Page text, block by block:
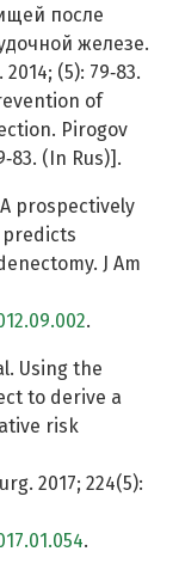
после
железе.
(5): 79‑83.
of
Pirogov
(In Rus)].
A prospectively
J Am
.
Using the
to derive a
risk
2017; 224(5):
.